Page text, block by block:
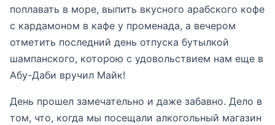
поплавать в море, выпить вкусного арабского кофе
с кардамоном в кафе у променада, а вечером
отметить последний день отпуска бутылкой
шампанского, которою с удовольствием нам еще в
Абу-Даби вручил Майк!
День прошел замечательно и даже забавно. Дело в
том, что, когда мы посещали алкогольный магазин